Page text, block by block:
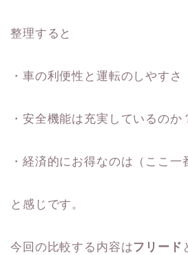
整理すると
・車の利便性と運転のしやすさ
・安全機能は充実しているのか
・経済的にお得なのは（ここ一
と感じです。
今回の比較する内容はフリード